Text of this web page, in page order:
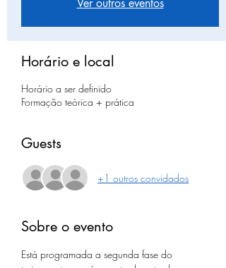
Ver outros eventos
Horário e local
Horário a ser definido
Formação teórica + prática
Guests
+1 outros convidados
Sobre o evento
Está programada a segunda fase do